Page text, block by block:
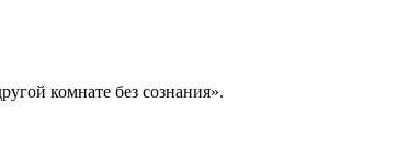
комнате без сознания».